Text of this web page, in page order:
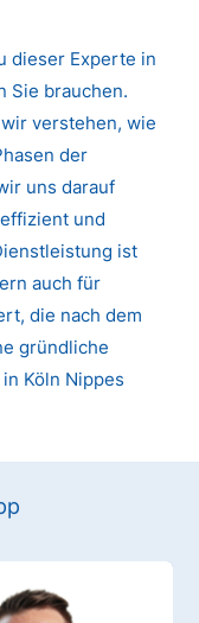
dieser Experte in
Sie brauchen.
verstehen, wie
der
uns darauf
und
ist
auch für
die nach dem
gründliche
Köln Nippes